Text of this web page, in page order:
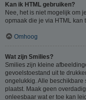
Kan ik HTML gebruiken?
Nee, het is niet mogelijk om
opmaak die je via HTML kan
Omhoog
Wat zijn Smilies?
Smilies zijn kleine
gevoelstoestand uit te
ongelukkig. Alle
plaatst. Maak geen
onleesbaar wat er toe kan